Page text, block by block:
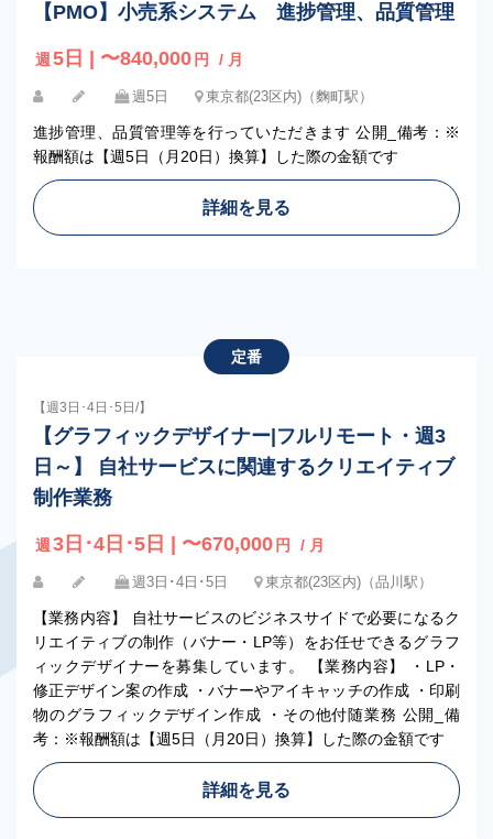
【PMO】小売系システム 進捗管理、品質管理
週 5日 | 〜840,000 円 / 月
週5日 東京都(23区内)（麴町駅）
進捗管理、品質管理等を行っていただきます 公開_備考：※
報酬額は【週5日（月20日）換算】した際の金額です
詳細を見る
定番
【週3日･4日･5日/】
【グラフィックデザイナー|フルリモート・週3
日～】 自社サービスに関連するクリエイティブ
制作業務
週 3日･4日･5日 | 〜670,000 円 / 月
週3日･4日･5日 東京都(23区内)（品川駅）
【業務内容】 自社サービスのビジネスサイドで必要になるク
リエイティブの制作（バナー・LP等）をお任せできるグラフ
ィックデザイナーを募集しています。 【業務内容】 ・LP・
修正デザイン案の作成 ・バナーやアイキャッチの作成 ・印刷
物のグラフィックデザイン作成 ・その他付随業務 公開_備
考：※報酬額は【週5日（月20日）換算】した際の金額です
詳細を見る